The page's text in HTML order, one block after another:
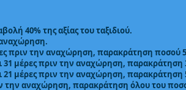
40% της αξίας του ταξιδιού.
πριν την αναχώρηση, παρακράτηση ποσού
μέρες πριν την αναχώρηση, παρακράτηση
μέρες πριν την αναχώρηση, παρακράτηση
την αναχώρηση, παρακράτηση όλου του